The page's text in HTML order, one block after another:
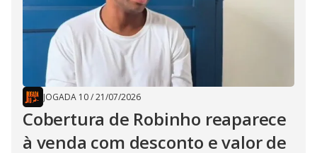
JOGADA 10/21/07/2026
Cobertura de Robinho reaparece
à venda com desconto e valor de